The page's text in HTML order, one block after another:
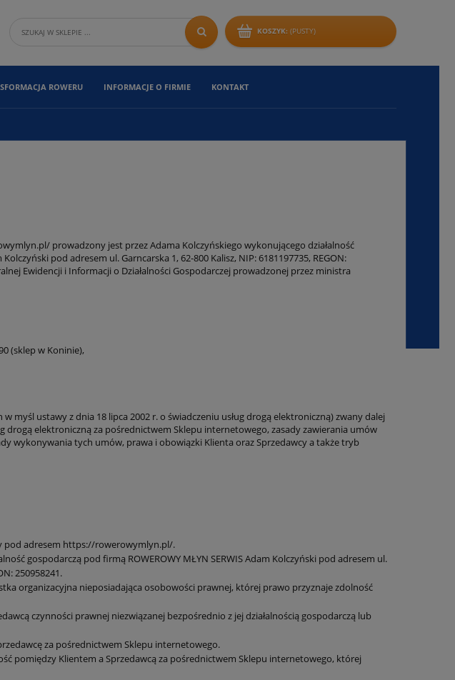
KOSZYK: (PUSTY)
ROWERU INFORMACJE O FIRMIE KONTAKT
prowadzony jest przez Adama Kolczyńskiego wykonującego działalność
pod adresem ul. Garncarska 1, 62-800 Kalisz, NIP: 6181197735, REGON:
Ewidencji i Informacji o Działalności Gospodarczej prowadzonej przez ministra
(sklep w Koninie),
myśl ustawy z dnia 18 lipca 2002 r. o świadczeniu usług drogą elektroniczną) zwany dalej
drogą elektroniczną za pośrednictwem Sklepu internetowego, zasady zawierania umów
wykonywania tych umów, prawa i obowiązki Klienta oraz Sprzedawcy a także tryb
pod adresem https://rowerowymlyn.pl/.
gospodarczą pod firmą ROWEROWY MŁYN SERWIS Adam Kolczyński pod adresem ul.
250958241.
organizacyjna nieposiadająca osobowości prawnej, której prawo przyznaje zdolność
czynności prawnej niezwiązanej bezpośrednio z jej działalnością gospodarczą lub
za pośrednictwem Sklepu internetowego.
pomiędzy Klientem a Sprzedawcą za pośrednictwem Sklepu internetowego, której